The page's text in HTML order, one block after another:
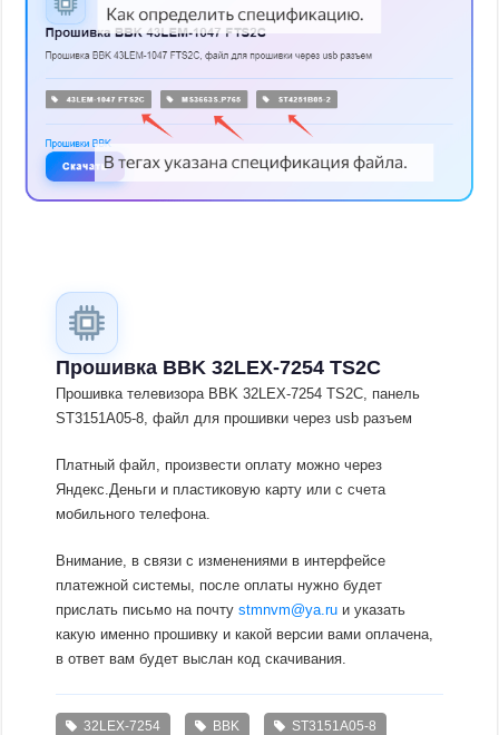
Прошивка BBK 32LEX-7254 TS2C
Прошивка телевизора BBK 32LEX-7254 TS2C, панель
ST3151A05-8, файл для прошивки через usb разъем
Платный файл, произвести оплату можно через
Яндекс.Деньги и пластиковую карту или с счета
мобильного телефона.
Внимание, в связи с изменениями в интерфейсе
платежной системы, после оплаты нужно будет
прислать письмо на почтуstmnvm@ya.ru и указать
какую именно прошивку и какой версии вами оплачена,
в ответ вам будет выслан код скачивания.
32LEX-7254 BBK ST3151A05-8